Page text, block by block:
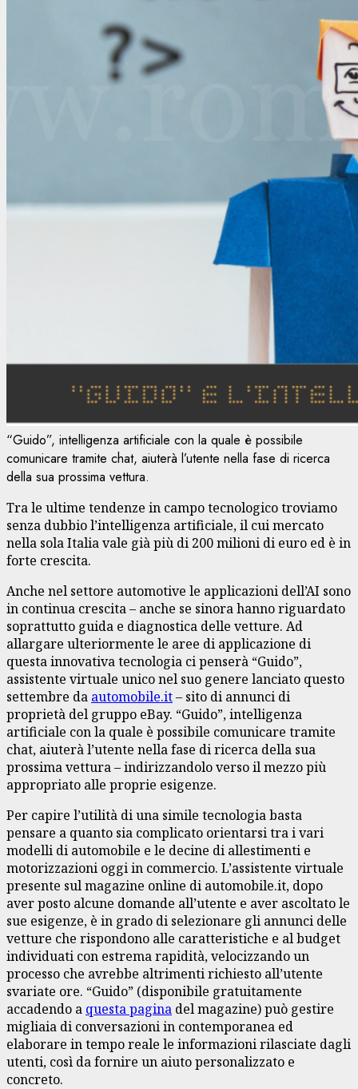
“Guido”, intelligenza artificiale con la quale è possibile
comunicare tramite chat, aiuterà l’utente nella fase di ricerca
della sua prossima vettura.
Tra le ultime tendenze in campo tecnologico troviamo
senza dubbio l’intelligenza artificiale, il cui mercato
nella sola Italia vale già più di 200 milioni di euro ed è in
forte crescita.
Anche nel settore automotive le applicazioni dell’AI sono
in continua crescita – anche se sinora hanno riguardato
soprattutto guida e diagnostica delle vetture. Ad
allargare ulteriormente le aree di applicazione di
questa innovativa tecnologia ci penserà “Guido”,
assistente virtuale unico nel suo genere lanciato questo
settembre da automobile.it– sito di annunci di
proprietà del gruppo eBay. “Guido”, intelligenza
artificiale con la quale è possibile comunicare tramite
chat, aiuterà l’utente nella fase di ricerca della sua
prossima vettura – indirizzandolo verso il mezzo più
appropriato alle proprie esigenze.
Per capire l’utilità di una simile tecnologia basta
pensare a quanto sia complicato orientarsi tra i vari
modelli di automobile e le decine di allestimenti e
motorizzazioni oggi in commercio. L’assistente virtuale
presente sul magazine online di automobile.it, dopo
aver posto alcune domande all’utente e aver ascoltato le
sue esigenze, è in grado di selezionare gli annunci delle
vetture che rispondono alle caratteristiche e al budget
individuati con estrema rapidità, velocizzando un
processo che avrebbe altrimenti richiesto all’utente
svariate ore. “Guido” (disponibile gratuitamente
accadendo a questa pagina del magazine) può gestire
migliaia di conversazioni in contemporanea ed
elaborare in tempo reale le informazioni rilasciate dagli
utenti, così da fornire un aiuto personalizzato e
concreto.